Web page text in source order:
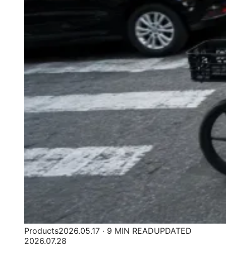
Products2026.05.17 · 9 MIN READUPDATED
2026.07.28